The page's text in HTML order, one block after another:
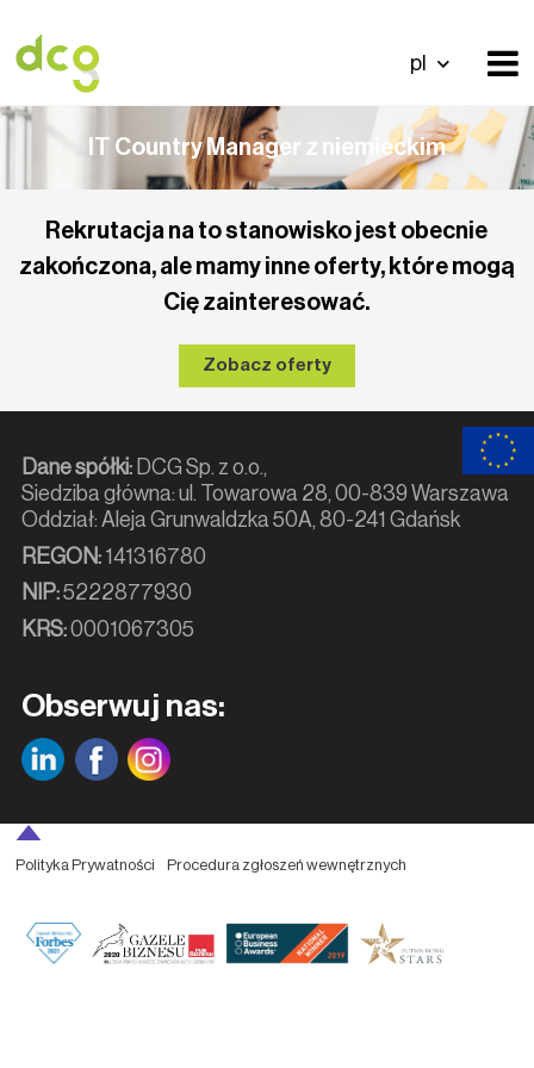
pl
IT Country Manager z niemieckim
Rekrutacja na to stanowisko jest obecnie
zakończona, ale mamy inne oferty, które mogą
Cię zainteresować.
Zobacz oferty
Dane spółki:DCG Sp. z o.o.,
Siedziba główna: ul. Towarowa 28, 00-839 Warszawa
Oddział: Aleja Grunwaldzka 50A, 80-241 Gdańsk
REGON:141316780
NIP:5222877930
KRS:0001067305
Obserwuj nas:
Polityka Prywatności Procedura zgłoszeń wewnętrznych